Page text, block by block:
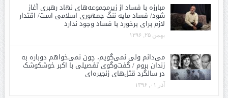
مبارزه با فساد از زیرمجموعه‌های نهاد رهبری آغاز
شود/ فساد مایه ننگ جمهوری اسلامی است/ اقتدار
لازم برای برخورد با فساد وجود ندارد
بهمن ۲۵, ۱۳۹۶
می‌دانم ولی نمی‌گویم، چون نمی‌خواهم دوباره به
زندان بروم / گفت‌وگوی تفصیلی با اکبر خوشکوشک
در سالگرد قتل‌های زنجیره‌ای
آذر ۰۱, ۱۳۹۶